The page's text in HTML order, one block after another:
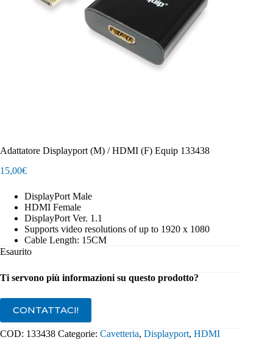
Adattatore Displayport (M) / HDMI (F) Equip 133438
15,00€
DisplayPort Male
HDMI Female
DisplayPort Ver. 1.1
Supports video resolutions of up to 1920 x 1080
Cable Length: 15CM
Esaurito
Ti servono più informazioni su questo prodotto?
CONTATTACI!
COD: 133438 Categorie: Cavetteria, Displayport, HDMI